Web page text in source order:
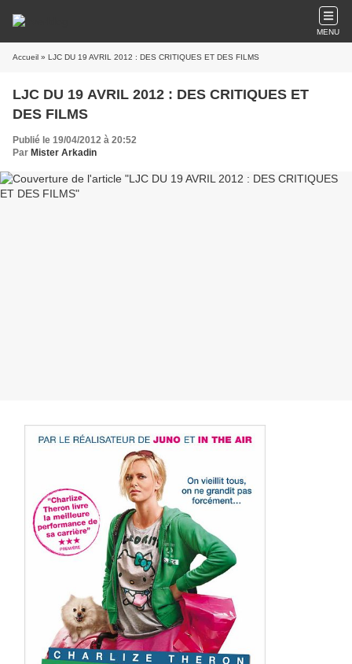
MENU
Accueil » LJC DU 19 AVRIL 2012 : DES CRITIQUES ET DES FILMS
LJC DU 19 AVRIL 2012 : DES CRITIQUES ET
DES FILMS
Publié le 19/04/2012 à 20:52
Par Mister Arkadin